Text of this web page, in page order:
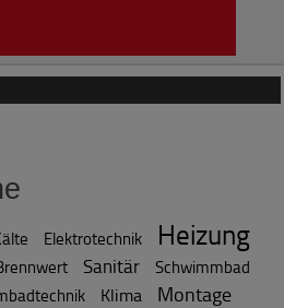
Elektrotechnik Heizung
Sanitär Schwimmbad
Klima Montage